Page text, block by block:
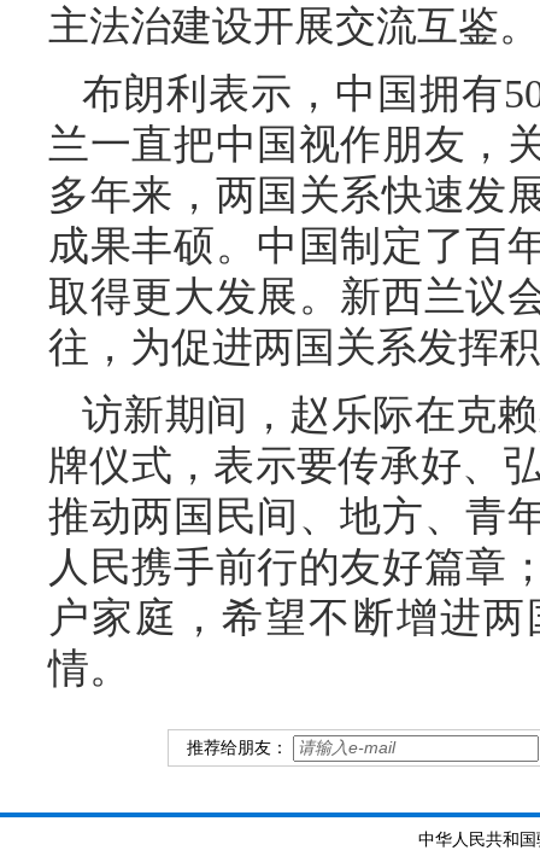
主法治建设开展交流互鉴。
布朗利表示，中国拥有
兰一直把中国视作朋友，
多年来，两国关系快速发
成果丰硕。中国制定了百
取得更大发展。新西兰议
往，为促进两国关系发挥
访新期间，赵乐际在克
牌仪式，表示要传承好、
推动两国民间、地方、青
人民携手前行的友好篇章
户家庭，希望不断增进
情。
推荐给朋友：
中华人民共和